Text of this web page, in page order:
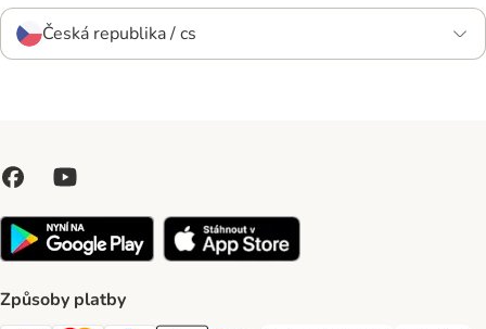
Česká republika / cs
Způsoby platby